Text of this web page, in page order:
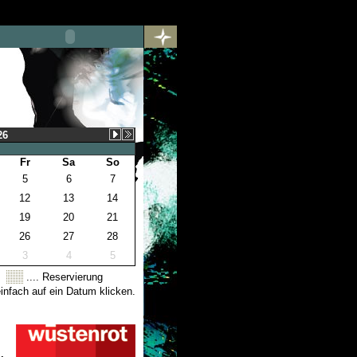
Fr Sa
So
5
6
7
12
13
14
19
20
21
26
27
28
3
4
5
.... Reservierung
auf ein Datum klicken.